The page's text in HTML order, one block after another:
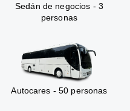
Sedán de negocios - 3
personas
Autocares - 50 personas